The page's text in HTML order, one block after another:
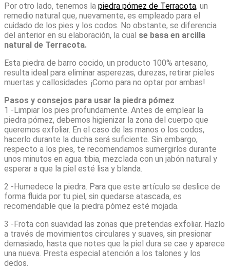
Por otro lado, tenemos la piedra pómez de Terracota, un
remedio natural que, nuevamente, es empleado para el
cuidado de los pies y los codos. No obstante, se diferencia
del anterior en su elaboración, la cual se basa en arcilla
natural de Terracota.
Esta piedra de barro cocido, un producto 100% artesano,
resulta ideal para eliminar asperezas, durezas, retirar pieles
muertas y callosidades. ¡Como para no optar por ambas!
Pasos y consejos para usar la piedra pómez
1 -Limpiar los pies profundamente. Antes de emplear la
piedra pómez, debemos higienizar la zona del cuerpo que
queremos exfoliar. En el caso de las manos o los codos,
hacerlo durante la ducha será suficiente. Sin embargo,
respecto a los pies, te recomendamos sumergirlos durante
unos minutos en agua tibia, mezclada con un jabón natural y
esperar a que la piel esté lisa y blanda.
2 -Humedece la piedra. Para que este artículo se deslice de
forma fluida por tu piel, sin quedarse atascada, es
recomendable que la piedra pómez esté mojada.
3 -Frota con suavidad las zonas que pretendas exfoliar. Hazlo
a través de movimientos circulares y suaves, sin presionar
demasiado, hasta que notes que la piel dura se cae y aparece
una nueva. Presta especial atención a los talones y los
dedos.